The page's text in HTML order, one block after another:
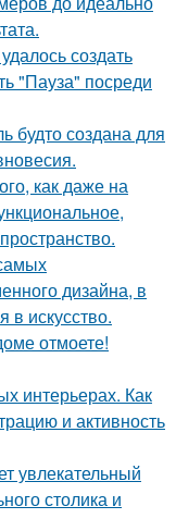
создать
"Пауза" посреди
будто создана для
как даже на
дизайна, в
в искусство.
отмоете!
интерьерах. Как
и активность
увлекательный
столика и